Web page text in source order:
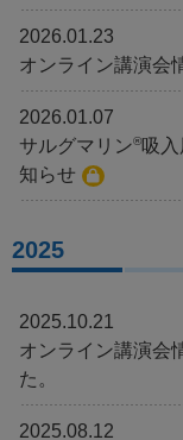
2026.01.23
オンライン講演会
2026.01.07
サルグマリン®吸
知らせ
2025
2025.10.21
オンライン講演会
た。
2025.08.12